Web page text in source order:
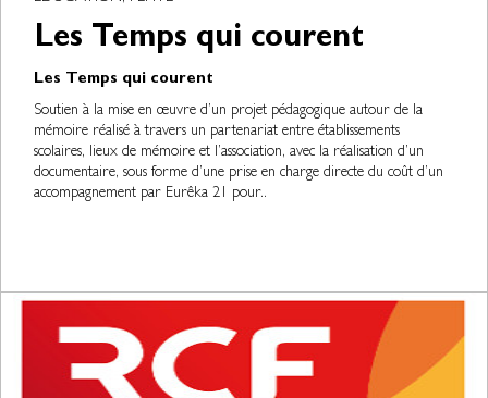
Les Temps qui courent
Les Temps qui courent
Soutien à la mise en œuvre d’un projet pédagogique autour de la
mémoire réalisé à travers un partenariat entre établissements
scolaires, lieux de mémoire et l’association, avec la réalisation d’un
documentaire, sous forme d’une prise en charge directe du coût d’un
accompagnement par Eurêka 21 pour..